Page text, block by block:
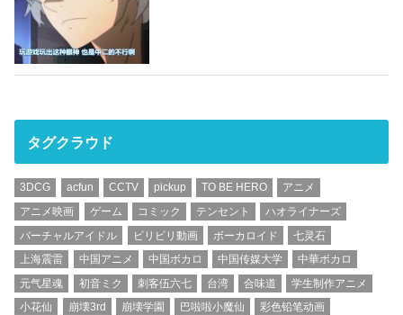
タグクラウド
3DCG acfun CCTV pickup TO BE HERO
アニメ
アニメ映画
ゲーム コミック テンセント
ハオライナーズ
バーチャルアイドル
ビリビリ動画 ボーカロイド
七灵石
上海震雷
中国アニメ 中国ボカロ 中国传媒大学
中華ボカロ
元气星魂
初音ミク 刺客伍六七 台湾 合味道
学生制作アニメ
小花仙
崩壊3rd 崩壊学園 巴啦啦小魔仙
彩色铅笔动画